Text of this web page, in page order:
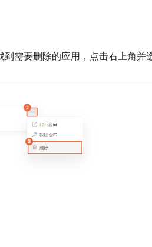
需要删除的应用，点击右上角并